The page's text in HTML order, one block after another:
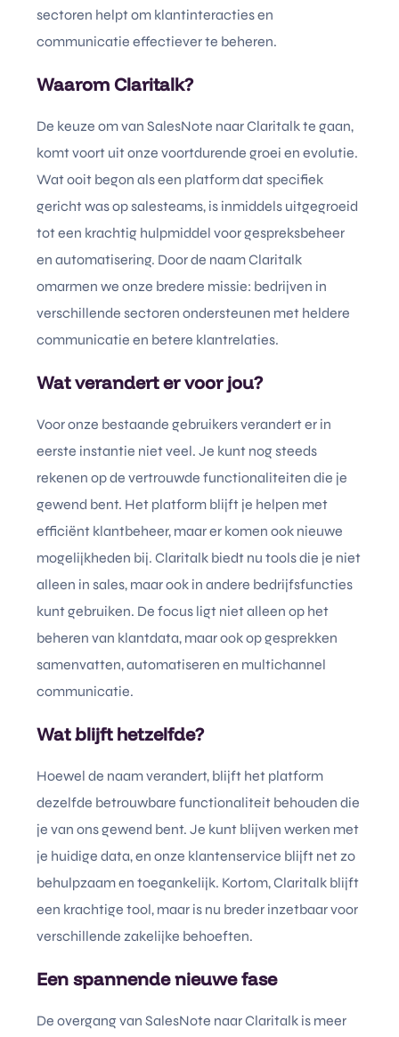
sectoren helpt om klantinteracties en
communicatie effectiever te beheren.
Waarom Claritalk?
De keuze om van SalesNote naar Claritalk te gaan,
komt voort uit onze voortdurende groei en evolutie.
Wat ooit begon als een platform dat specifiek
gericht was op salesteams, is inmiddels uitgegroeid
tot een krachtig hulpmiddel voor gespreksbeheer
en automatisering. Door de naam Claritalk
omarmen we onze bredere missie: bedrijven in
verschillende sectoren ondersteunen met heldere
communicatie en betere klantrelaties.
Wat verandert er voor jou?
Voor onze bestaande gebruikers verandert er in
eerste instantie niet veel. Je kunt nog steeds
rekenen op de vertrouwde functionaliteiten die je
gewend bent. Het platform blijft je helpen met
efficiënt klantbeheer, maar er komen ook nieuwe
mogelijkheden bij. Claritalk biedt nu tools die je niet
alleen in sales, maar ook in andere bedrijfsfuncties
kunt gebruiken. De focus ligt niet alleen op het
beheren van klantdata, maar ook op gesprekken
samenvatten, automatiseren en multichannel
communicatie.
Wat blijft hetzelfde?
Hoewel de naam verandert, blijft het platform
dezelfde betrouwbare functionaliteit behouden die
je van ons gewend bent. Je kunt blijven werken met
je huidige data, en onze klantenservice blijft net zo
behulpzaam en toegankelijk. Kortom, Claritalk blijft
een krachtige tool, maar is nu breder inzetbaar voor
verschillende zakelijke behoeften.
Een spannende nieuwe fase
De overgang van SalesNote naar Claritalk is meer